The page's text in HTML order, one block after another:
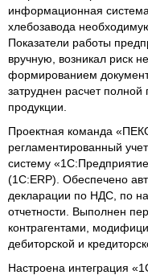
информационная
хлебозавода
Показатели работы
вручную, возникал риск
формированием
затруднен расчет полной
продукции.
Проектная команда
регламентированный
систему
(1С:ERP). Обеспечено
декларации по НДС, по
отчетности. Выполнен
контрагентами,
дебиторской и
Настроена интеграция